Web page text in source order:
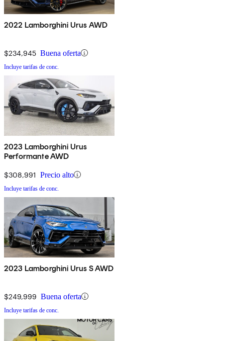
2022 Lamborghini Urus AWD
$234,945 Buena oferta
Incluye tarifas de conc.
2023 Lamborghini Urus
Performante AWD
$308,991 Precio alto
Incluye tarifas de conc.
2023 Lamborghini Urus S AWD
$249,999 Buena oferta
Incluye tarifas de conc.